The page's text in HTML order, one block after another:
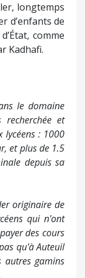
longtemps
d’enfants de
comme
Kadhafi.
le domaine
et
lycéens : 1000
et plus de 1.5
depuis sa
originaire de
qui n'ont
des cours
qu'à Auteuil
autres gamins